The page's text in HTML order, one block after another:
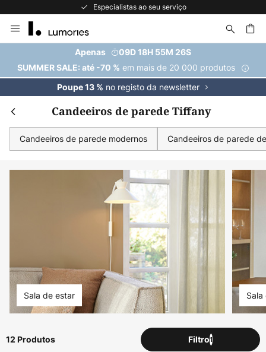
Especialistas ao seu serviço
para
Conteúdo
Apenas
09D 18H 55M 25S
SUMMER SALE: até -70 % em mais de 20 000 produtos
Poupe 13 % no registo da newsletter
Candeeiros de parede Tiffany
Candeeiros de parede modernos Candeeiros de parede
Sala de estar
12 Produtos Filtro1